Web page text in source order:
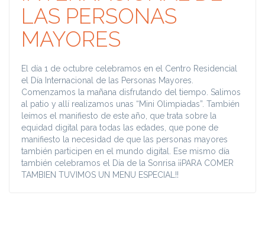
LAS PERSONAS
MAYORES
El día 1 de octubre celebramos en el Centro Residencial
el Día Internacional de las Personas Mayores.
Comenzamos la mañana disfrutando del tiempo. Salimos
al patio y allí realizamos unas “Mini Olimpiadas”. También
leímos el manifiesto de este año, que trata sobre la
equidad digital para todas las edades, que pone de
manifiesto la necesidad de que las personas mayores
también participen en el mundo digital. Ese mismo día
también celebramos el Día de la Sonrisa ¡¡PARA COMER
TAMBIEN TUVIMOS UN MENU ESPECIAL!!